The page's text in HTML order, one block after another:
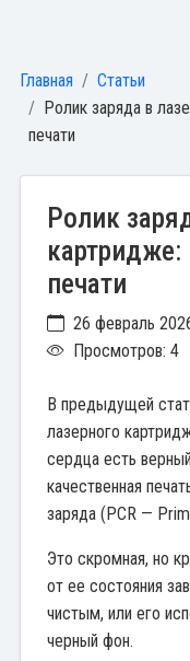
Главная
Статьи
Ролик заряда в
печати
Ролик
картридже:
печати
26 февраль
Просмотров: 4
В предыдущей
лазерного
сердца есть
качественная
заряда (PCR —
Это скромная, но
от ее состояния
чистым, или его
черный фон.